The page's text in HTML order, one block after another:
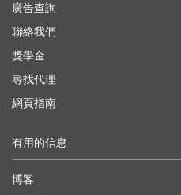
廣告查詢
聯絡我們
獎學金
尋找代理
網頁指南
有用的信息
博客